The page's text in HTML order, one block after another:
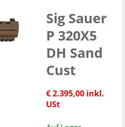
Sig Sauer
P 320X5
DH Sand
Cust
€ 2.395,00 inkl.
USt